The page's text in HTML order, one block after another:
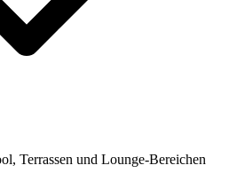
Terrassen und Lounge-Bereichen